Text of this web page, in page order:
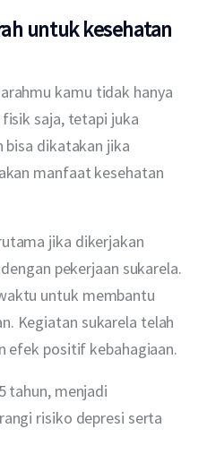
untuk kesehatan
kamu tidak hanya
saja, tetapi juka
bisa dikatakan jika
manfaat kesehatan
jika dikerjakan
pekerjaan sukarela.
untuk membantu
Kegiatan sukarela telah
efek positif kebahagiaan.
tahun, menjadi
risiko depresi serta